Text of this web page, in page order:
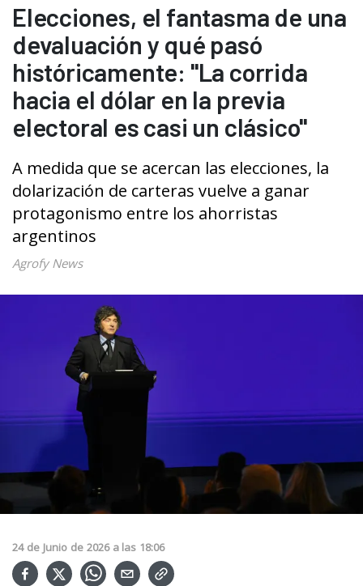
Elecciones, el fantasma de una
devaluación y qué pasó
históricamente: "La corrida
hacia el dólar en la previa
electoral es casi un clásico"
A medida que se acercan las elecciones, la
dolarización de carteras vuelve a ganar
protagonismo entre los ahorristas
argentinos
Agrofy News
24 de Junio de 2026 a las 18:06